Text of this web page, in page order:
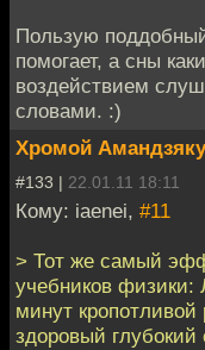
Пользую
помогает, а сны
воздействием
словами. :)
Хромой Амандзяку
#133 | 22.01.11 18:11
Кому: iaenei, #11
> Тот же самый
учебников
минут
здоровый глубокий